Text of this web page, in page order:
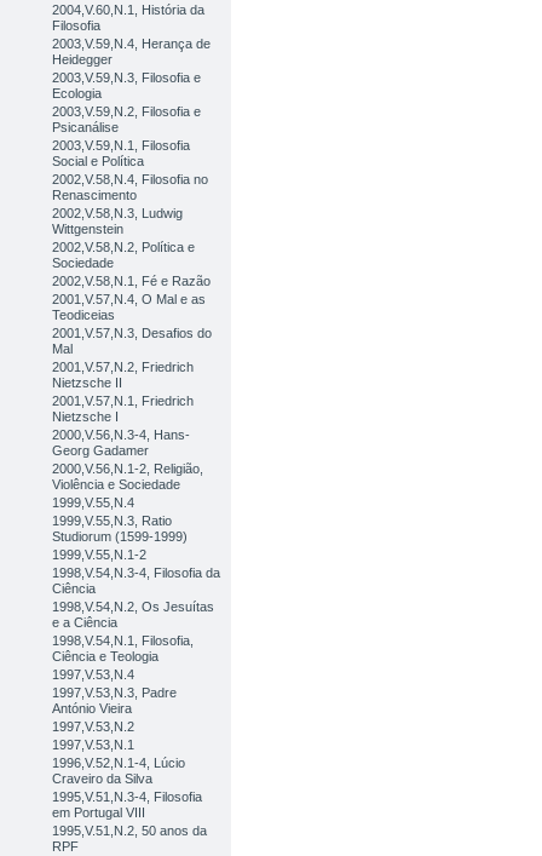
2004,V.60,N.1, História da
Filosofia
2003,V.59,N.4, Herança de
Heidegger
2003,V.59,N.3, Filosofia e
Ecologia
2003,V.59,N.2, Filosofia e
Psicanálise
2003,V.59,N.1, Filosofia
Social e Política
2002,V.58,N.4, Filosofia no
Renascimento
2002,V.58,N.3, Ludwig
Wittgenstein
2002,V.58,N.2, Política e
Sociedade
2002,V.58,N.1, Fé e Razão
2001,V.57,N.4, O Mal e as
Teodiceias
2001,V.57,N.3, Desafios do
Mal
2001,V.57,N.2, Friedrich
Nietzsche II
2001,V.57,N.1, Friedrich
Nietzsche I
2000,V.56,N.3-4, Hans-
Georg Gadamer
2000,V.56,N.1-2, Religião,
Violência e Sociedade
1999,V.55,N.4
1999,V.55,N.3, Ratio
Studiorum (1599-1999)
1999,V.55,N.1-2
1998,V.54,N.3-4, Filosofia da
Ciência
1998,V.54,N.2, Os Jesuítas
e a Ciência
1998,V.54,N.1, Filosofia,
Ciência e Teologia
1997,V.53,N.4
1997,V.53,N.3, Padre
António Vieira
1997,V.53,N.2
1997,V.53,N.1
1996,V.52,N.1-4, Lúcio
Craveiro da Silva
1995,V.51,N.3-4, Filosofia
em Portugal VIII
1995,V.51,N.2, 50 anos da
RPF